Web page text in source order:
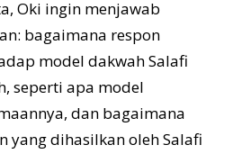
Oki ingin menjawab
bagaimana respon
model dakwah Salafi
seperti apa model
dan bagaimana
yang dihasilkan oleh Salafi